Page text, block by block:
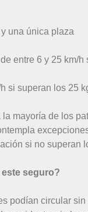
una única plaza
entre 6 y 25 km/h
si superan los 25
mayoría de los
si no superan
seguro?
podían circular